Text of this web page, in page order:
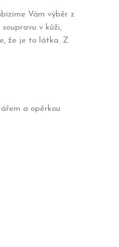
Vám výběr z
v kůži,
že je to látka. Z
a opěrkou